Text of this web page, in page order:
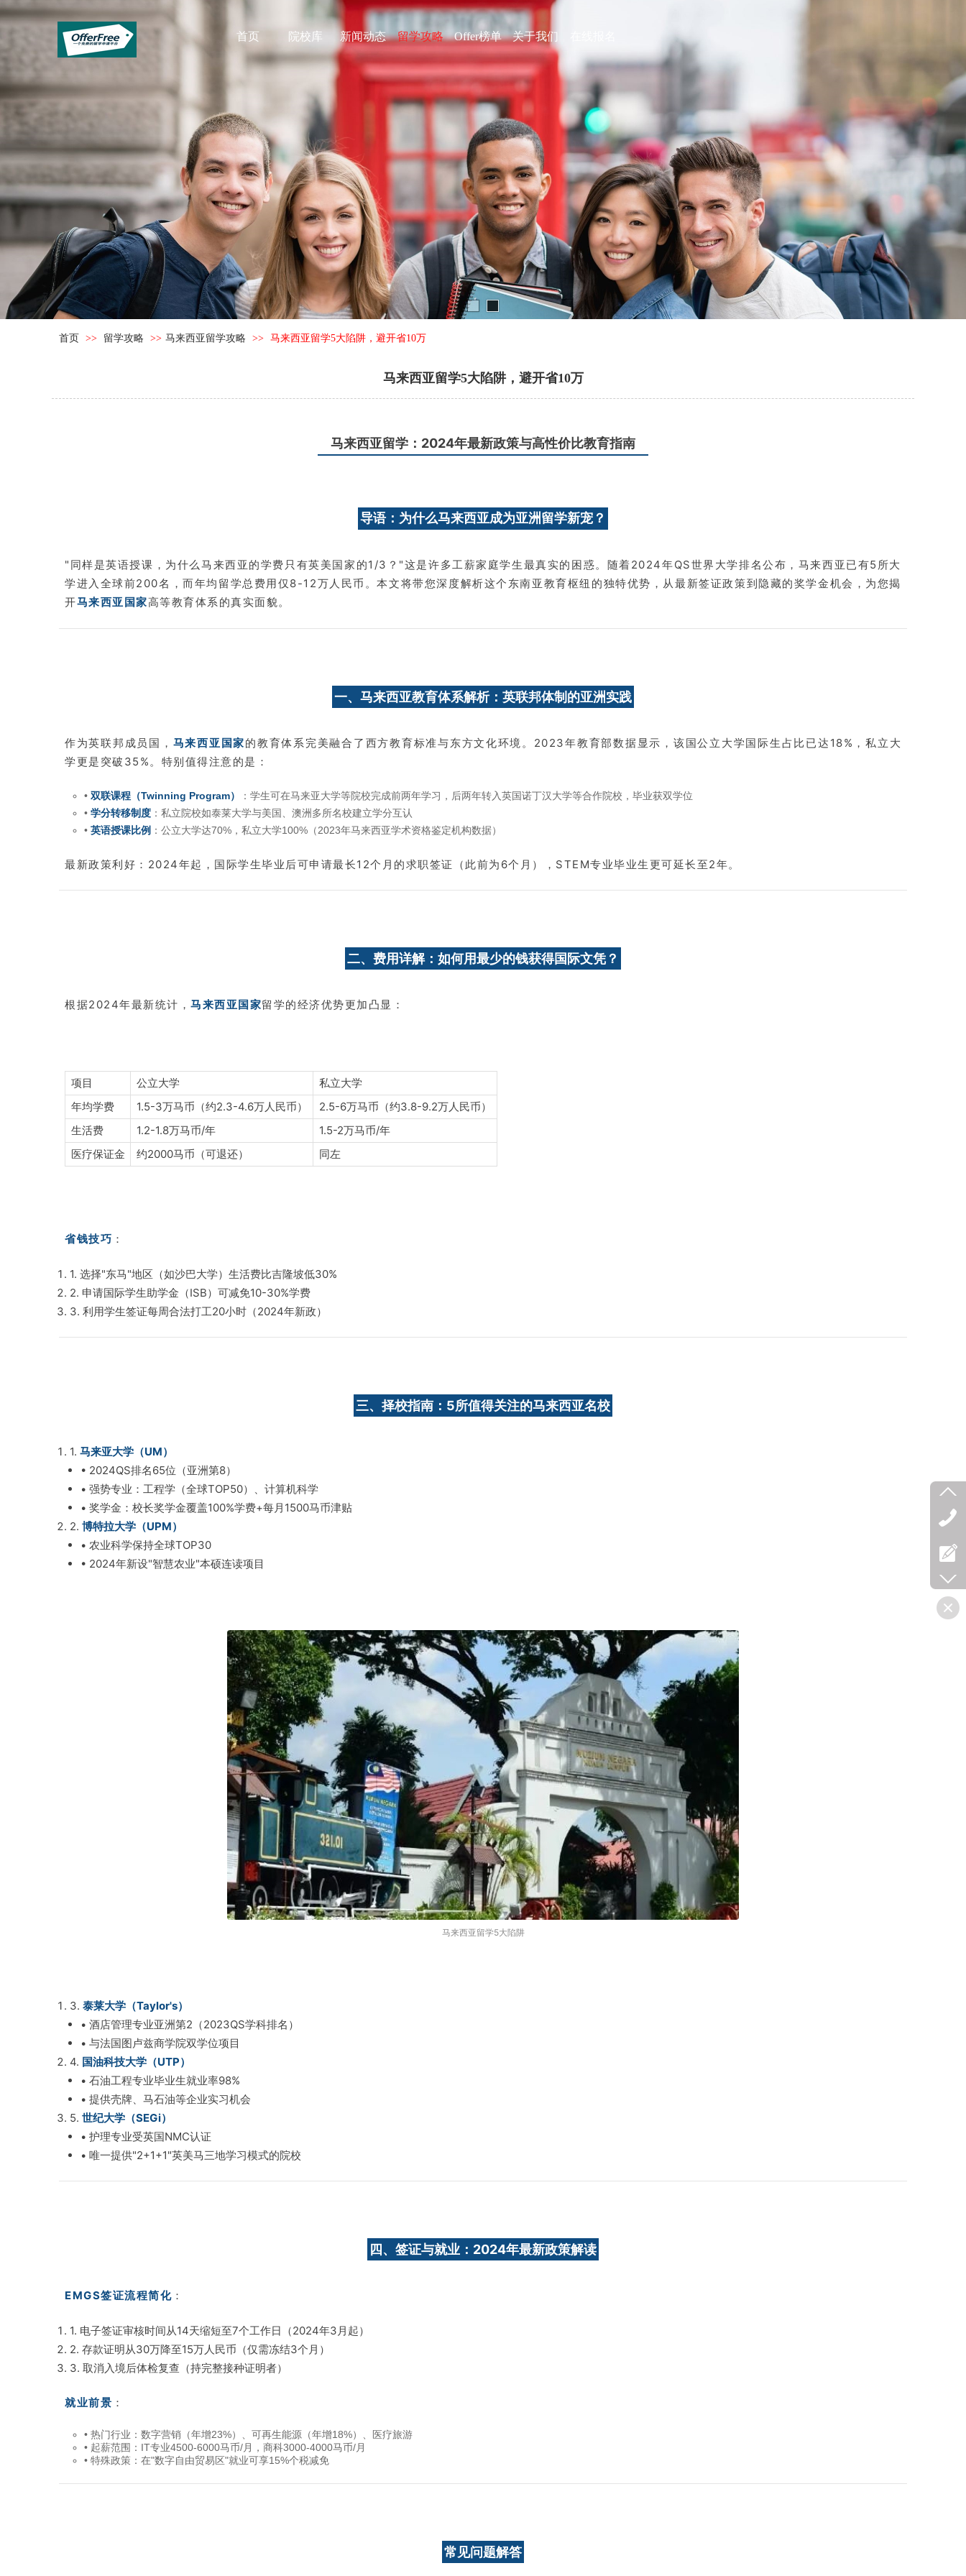
首页 院校库 新闻动态 留学攻略 Offer榜单 关于我们
首页 >> 留学攻略 >> 马来西亚留学攻略 >> 马来西亚留学5大陷阱，避开省10万
马来西亚留学5大陷阱，避开省10万
马来西亚留学：2024年最新政策与高性价比教育指南
导语：为什么马来西亚成为亚洲留学新宠？
"同样是英语授课，为什么马来西亚的学费只有英美国家的1/3？"这是许多工薪家庭学生最真实的困惑。随着2024年QS世界大学排名公布，马来西亚已有5所大
学进入全球前200名，而年均留学总费用仅8-12万人民币。本文将带您深度解析这个东南亚教育枢纽的独特优势，从最新签证政策到隐藏的奖学金机会，为您揭
开马来西亚国家高等教育体系的真实面貌。
一、马来西亚教育体系解析：英联邦体制的亚洲实践
作为英联邦成员国， 马来西亚国家的教育体系完美融合了西方教育标准与东方文化环境。2023年教育部数据显示，该国公立大学国际生占比已达18%，私立大
学更是突破35%。特别值得注意的是：
• 双联课程（Twinning Program）
：学生可在马来亚大学等院校完成前两年学习，后两年转入英国诺丁汉大学等合作院校，毕业获双学位
• 学分转移制度 ：私立院校如泰莱大学与美国、澳洲多所名校建立学分互认
• 英语授课比例 ：公立大学达70%，私立大学100%（2023年马来西亚学术资格鉴定机构数据）
最新政策利好：2024年起，国际学生毕业后可申请最长12个月的求职签证（此前为6个月），STEM专业毕业生更可延长至2年。
二、费用详解：如何用最少的钱获得国际文凭？
根据2024年最新统计， 马来西亚国家留学的经济优势更加凸显：
项目 公立大学
私立大学
年均学费
1.5-3万马币（约2.3-4.6万人民币）
2.5-6万马币（约3.8-9.2万人民币）
生活费
1.2-1.8万马币/年
1.5-2万马币/年
医疗保证金
约2000马币（可退还） 同左
省钱技巧 ：
1. 选择"东马"地区（如沙巴大学）生活费比吉隆坡低30%
2. 申请国际学生助学金（ISB）可减免10-30%学费
3. 利用学生签证每周合法打工20小时（2024年新政）
三、择校指南：5所值得关注的马来西亚名校
1. 马来亚大学（UM）
• 2024QS排名65位（亚洲第8）
• 强势专业：工程学（全球TOP50）、计算机科学
• 奖学金：校长奖学金覆盖100%学费+每月1500马币津贴
2. 博特拉大学（UPM）
• 农业科学保持全球TOP30
• 2024年新设"智慧农业"本硕连读项目
马来西亚留学5大陷阱
3. 泰莱大学（Taylor's）
• 酒店管理专业亚洲第2（2023QS学科排名）
• 与法国图卢兹商学院双学位项目
4. 国油科技大学（UTP）
• 石油工程专业毕业生就业率98%
• 提供壳牌、马石油等企业实习机会
5. 世纪大学（SEGi）
• 护理专业受英国NMC认证
• 唯一提供"2+1+1"英美马三地学习模式的院校
四、签证与就业：2024年最新政策解读
EMGS签证流程简化 ：
1. 电子签证审核时间从14天缩短至7个工作日（2024年3月起）
2. 存款证明从30万降至15万人民币（仅需冻结3个月）
3. 取消入境后体检复查（持完整接种证明者）
就业前景 ：
• 热门行业：数字营销（年增23%）、可再生能源（年增18%）、医疗旅游
• 起薪范围：IT专业4500-6000马币/月，商科3000-4000马币/月
• 特殊政策：在"数字自由贸易区"就业可享15%个税减免
常见问题解答